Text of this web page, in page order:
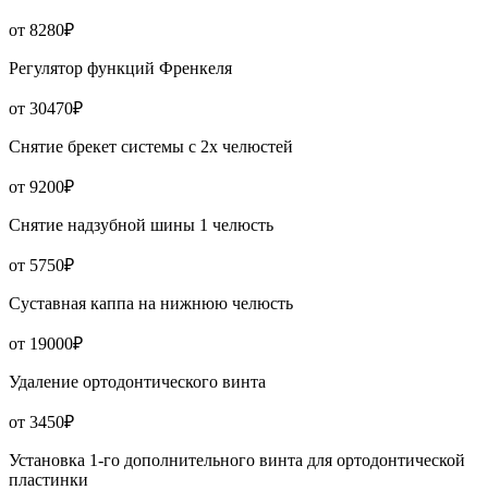
от 8280₽
Регулятор функций Френкеля
от 30470₽
Снятие брекет системы с 2х челюстей
от 9200₽
Снятие надзубной шины 1 челюсть
от 5750₽
Суставная каппа на нижнюю челюсть
от 19000₽
Удаление ортодонтического винта
от 3450₽
Установка 1-го дополнительного винта для ортодонтической
пластинки